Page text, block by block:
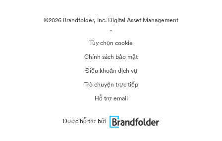
©2026 Brandfolder, Inc. Digital Asset Management
·
Tùy chọn cookie
Chính sách bảo mật
Điều khoản dịch vụ
Trò chuyện trực tiếp
Hỗ trợ email
Được hỗ trợ bởi